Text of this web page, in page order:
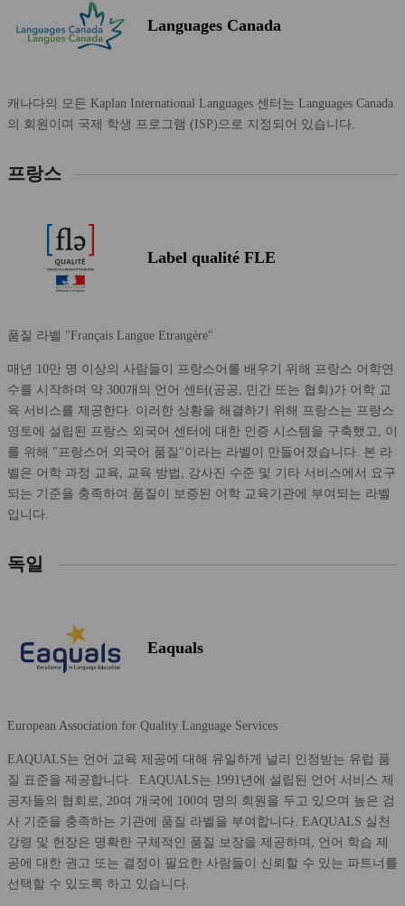
Languages Canada
캐나다의 모든 Kaplan International Languages 센터는 Languages Canada
의 회원이며 국제 학생 프로그램 (ISP)으로 지정되어 있습니다.
프랑스
Label qualité FLE
품질 라벨 "Français Langue Etrangère"
매년 10만 명 이상의 사람들이 프랑스어를 배우기 위해 프랑스 어학연
수를 시작하며 약 300개의 언어 센터(공공, 민간 또는 협회)가 어학 교
육 서비스를 제공한다. 이러한 상황을 해결하기 위해 프랑스는 프랑스
영토에 설립된 프랑스 외국어 센터에 대한 인증 시스템을 구축했고, 이
를 위해 "프랑스어 외국어 품질"이라는 라벨이 만들어졌습니다. 본 라
벨은 어학 과정 교육, 교육 방법, 강사진 수준 및 기타 서비스에서 요구
되는 기준을 충족하여 품질이 보증된 어학 교육기관에 부여되는 라벨
입니다.
독일
Eaquals
European Association for Quality Language Services
EAQUALS는 언어 교육 제공에 대해 유일하게 널리 인정받는 유럽 품
질 표준을 제공합니다. EAQUALS는 1991년에 설립된 언어 서비스 제
공자들의 협회로, 20여 개국에 100여 명의 회원을 두고 있으며 높은 검
사 기준을 충족하는 기관에 품질 라벨을 부여합니다. EAQUALS 실천
강령 및 헌장은 명확한 구체적인 품질 보장을 제공하며, 언어 학습 제
공에 대한 권고 또는 결정이 필요한 사람들이 신뢰할 수 있는 파트너를
선택할 수 있도록 하고 있습니다.